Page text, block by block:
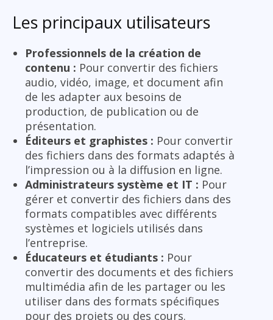
Les principaux utilisateurs
Professionnels de la création de
contenu : Pour convertir des fichiers
audio, vidéo, image, et document afin
de les adapter aux besoins de
production, de publication ou de
présentation.
Éditeurs et graphistes : Pour convertir
des fichiers dans des formats adaptés à
l’impression ou à la diffusion en ligne.
Administrateurs système et IT : Pour
gérer et convertir des fichiers dans des
formats compatibles avec différents
systèmes et logiciels utilisés dans
l’entreprise.
Éducateurs et étudiants : Pour
convertir des documents et des fichiers
multimédia afin de les partager ou les
utiliser dans des formats spécifiques
pour des projets ou des cours.